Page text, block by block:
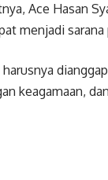
Ace Hasan
menjadi
harusnya
keagamaan,